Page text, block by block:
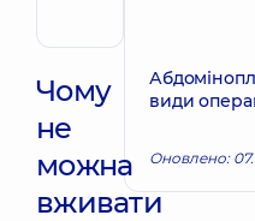
діагностики
Чому
не
можна
вживати
види
Оновлено: